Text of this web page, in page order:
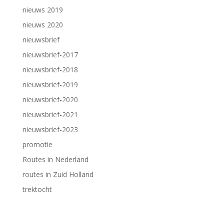
nieuws 2019
nieuws 2020
nieuwsbrief
nieuwsbrief-2017
nieuwsbrief-2018
nieuwsbrief-2019
nieuwsbrief-2020
nieuwsbrief-2021
nieuwsbrief-2023
promotie
Routes in Nederland
routes in Zuid Holland
trektocht